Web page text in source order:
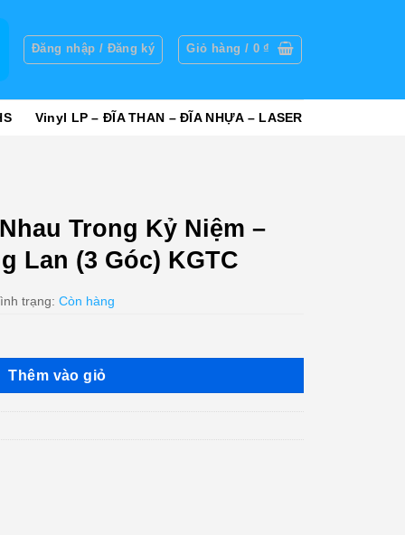
Đăng nhập / Đăng ký Giỏ hàng / 0₫
Vinyl LP – ĐĨA THAN – ĐĨA NHỰA – LASER
Trong Kỷ Niệm –
Lan (3 Góc) KGTC
trạng: Còn hàng
Thêm vào giỏ